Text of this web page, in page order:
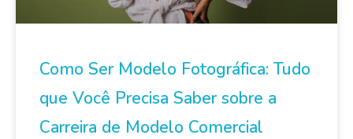
Como Ser Modelo Fotográfica: Tudo
que Você Precisa Saber sobre a
Carreira de Modelo Comercial